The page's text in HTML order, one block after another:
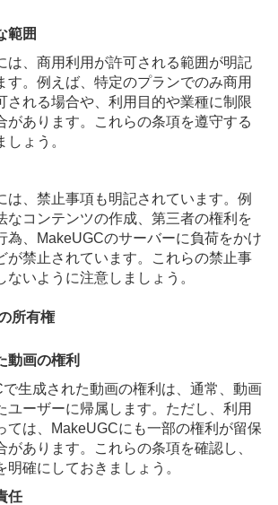
範囲
は、商用利用が許可される範囲が明記
す。例えば、特定のプランでのみ商用
される場合や、利用目的や業種に制限
があります。これらの条項を遵守する
しょう。
は、禁止事項も明記されています。例
なコンテンツの作成、第三者の権利を
為、MakeUGCのサーバーに負荷をかけ
が禁止されています。これらの禁止事
ないように注意しましょう。
所有権
動画の権利
で生成された動画の権利は、通常、動画
ユーザーに帰属します。ただし、利用
ては、MakeUGCにも一部の権利が留保
があります。これらの条項を確認し、
明確にしておきましょう。
任